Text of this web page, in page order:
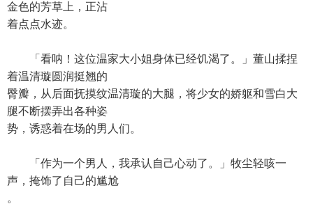
金色的芳草上，正沾
着点点水迹。
「看呐！这位温家大小姐身体已经饥渴了。」董山揉捏
着温清璇圆润挺翘的
臀瓣，从后面抚摸纹温清璇的大腿，将少女的娇躯和雪白大
腿不断摆弄出各种姿
势，诱惑着在场的男人们。
「作为一个男人，我承认自己心动了。」牧尘轻咳一
声，掩饰了自己的尴尬
。